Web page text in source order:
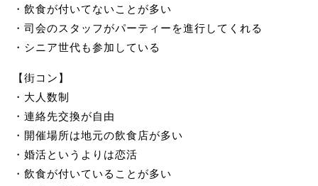
・飲食が付いてないことが多い
・司会のスタッフがパーティーを進行してくれる
・シニア世代も参加している
【街コン】
・大人数制
・連絡先交換が自由
・開催場所は地元の飲食店が多い
・婚活というよりは恋活
・飲食が付いていることが多い